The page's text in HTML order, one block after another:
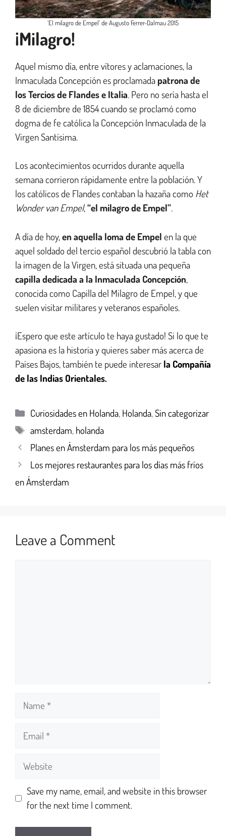
‘El milagro de Empel’ de Augusto Ferrer-Dalmau 2015
¡Milagro!
Aquel mismo día, entre vítores y aclamaciones, la
Inmaculada Concepción es proclamada patrona de
los Tercios de Flandes e Italia. Pero no sería hasta el
8 de diciembre de 1854 cuando se proclamó como
dogma de fe católica la Concepción Inmaculada de la
Virgen Santísima.
Los acontecimientos ocurridos durante aquella
semana corrieron rápidamente entre la población. Y
los católicos de Flandes contaban la hazaña como Het
Wonder van Empel,“el milagro de Empel”.
A día de hoy,en aquella loma de Empel en la que
aquel soldado del tercio español descubrió la tabla con
la imagen de la Virgen, está situada una pequeña
capilla dedicada a la Inmaculada Concepción,
conocida como Capilla del Milagro de Empel, y que
suelen visitar militares y veteranos españoles.
¡Espero que este artículo te haya gustado! Si lo que te
apasiona es la historia y quieres saber más acerca de
Países Bajos, también te puede interesar la Compañía
de las Indias Orientales.
Curiosidades en Holanda, Holanda,Sin categorizar
amsterdam, holanda
Planes en Ámsterdam para los más pequeños
Los mejores restaurantes para los días más fríos
en Ámsterdam
Leave a Comment
Save my name, email, and website in this browser
for the next time I comment.